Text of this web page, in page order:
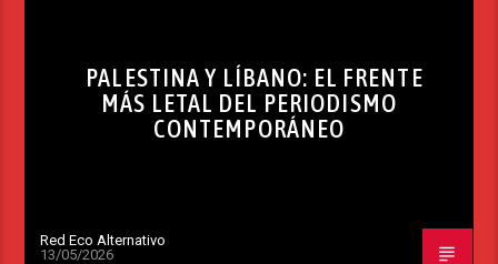
PALESTINA Y LÍBANO: EL FRENTE
MÁS LETAL DEL PERIODISMO
CONTEMPORÁNEO
Red Eco Alternativo
13/05/2026